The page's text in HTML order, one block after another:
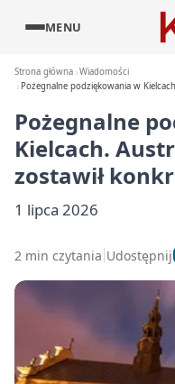
MENU
Strona główna Wiadomości
Pożegnalne podziękowania w
Pożegnalne
Kielcach.
zostawił
1 lipca 2026
2 min czytania Udostępnij